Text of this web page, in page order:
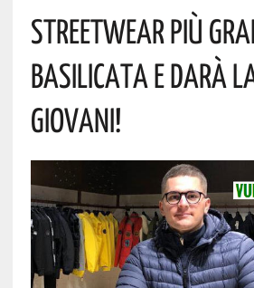
Streetwear Più
Basilicata E Darà
Giovani!